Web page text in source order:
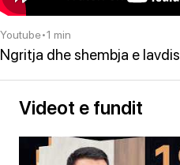
Youtube•1 min
Ngritja dhe shembja e
Videot e fundit